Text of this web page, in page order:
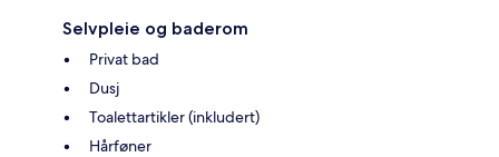
Selvpleie og baderom
Privat bad
Dusj
Toalettartikler (inkludert)
Hårføner